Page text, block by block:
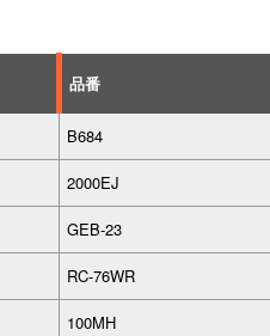
品番
B684
2000EJ
GEB-23
RC-76WR
100MH